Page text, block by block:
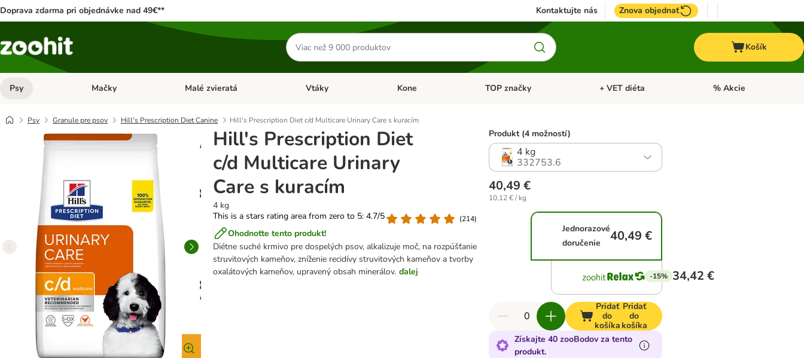
Doprava zdarma pri objednávke nad 49€** Kontaktujte nás Znova objednať
Hľadať
produkty
Košík
Psy Otvoriť menu: Psy
Mačky Otvoriť menu: Mačky
Malé zvieratá Otvoriť menu: Malé zvieratá
Vtáky Otvoriť menu: Vtáky
Kone Otvoriť menu: Kone
TOP značky Otvoriť menu: TOP značky
+ VET diéta Otvoriť menu: + VET diéta
% Akcie
Psy Granule pre psov Hill's Prescription Diet Canine Hill's Prescription Diet c/d Multicare Urinary Care s kuracím
Hill's Prescription Diet
c/d Multicare Urinary
Care s kuracím
4 kg
This is a stars rating area from zero to 5: 4.7/5
(214)
Ohodnoťte tento produkt!
Diétne suché krmivo pre dospelých psov, alkalizuje moč, na rozpúšťanie
struvitových kameňov, zníženie recidívy struvitových kameňov a tvorby
oxalátových kameňov, upravený obsah minerálov. ďalej
Produkt (4 možností)
4 kg
332753.6
40,49 €
10,12 € / kg
Jednorazové
doručenie
40,49 €
-15% 34,42 €
Pridať
do
košíka
Pridať
do
košíka
Získajte 40 zooBodov za tento
produkt.